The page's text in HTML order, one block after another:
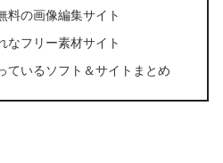
料の画像編集サイト
なフリー素材サイト
ているソフト＆サイトまとめ